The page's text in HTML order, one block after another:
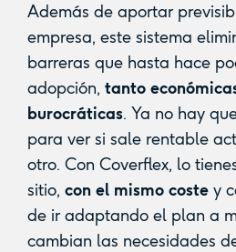
Además de aportar
empresa, este sistema
barreras que hasta hace
adopción, tanto
burocráticas. Ya no hay
para ver si sale rentable
otro. Con Coverflex, lo
sitio, con el mismo costey
de ir adaptando el plan a
cambian las necesidades